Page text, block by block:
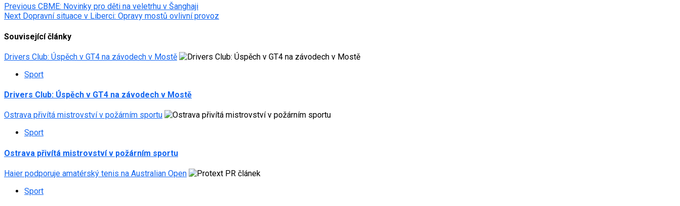
Post
navigation
Previous CBME: Novinky pro děti na veletrhu v Šanghaji
Next Dopravní situace v Liberci: Opravy mostů ovlivní provoz
Související články
Drivers Club: Úspěch v GT4 na závodech v Mostě
Sport
Drivers Club: Úspěch v GT4 na závodech v Mostě
Ostrava přivítá mistrovství v požárním sportu
Sport
Ostrava přivítá mistrovství v požárním sportu
Haier podporuje amatérský tenis na Australian Open
Sport